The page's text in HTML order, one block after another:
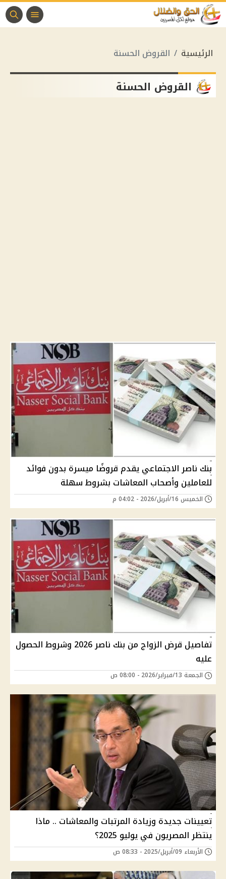
الرئيسية القروض الحسنة
القروض الحسنة
بنك ناصر الاجتماعي يقدم قروضًا ميسرة بدون فوائد
للعاملين وأصحاب المعاشات بشروط سهلة
الخميس 16/أبريل/2026 - 04:02 م
تفاصيل قرض الزواج من بنك ناصر 2026 وشروط الحصول
عليه
الجمعة 13/فبراير/2026 - 08:00 ص
تعيينات جديدة وزيادة المرتبات والمعاشات .. ماذا
ينتظر المصريون في يوليو 2025؟
الأربعاء 09/أبريل/2025 - 08:33 ص